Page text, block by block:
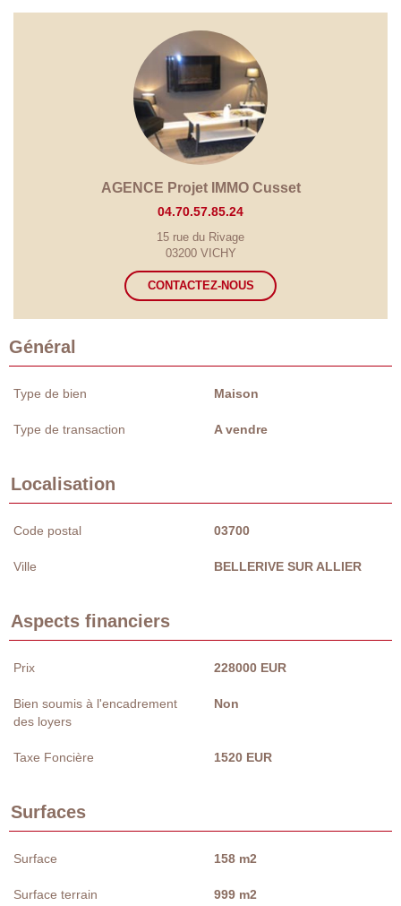
AGENCE Projet IMMO Cusset
04.70.57.85.24
15 rue du Rivage
03200 VICHY
CONTACTEZ-NOUS
Général
Type de bien Maison
Type de transaction A vendre
Localisation
Code postal 03700
Ville BELLERIVE SUR ALLIER
Aspects financiers
Prix 228000 EUR
Bien soumis à l'encadrement
des loyers
Non
Taxe Foncière 1520 EUR
Surfaces
Surface 158 m2
Surface terrain 999 m2